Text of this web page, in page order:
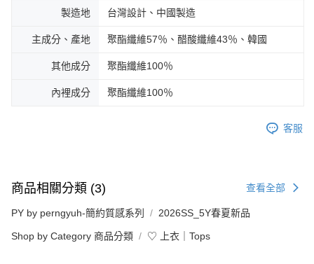
製造地 台灣設計、中國製造
主成分、產地 聚酯纖維57％、醋酸纖維43％、韓國
其他成分 聚酯纖維100％
內裡成分 聚酯纖維100％
客服
商品相關分類 (3) 查看全部
PY by perngyuh-簡約質感系列 2026SS_5Y春夏新品
Shop by Category 商品分類 ♡ 上衣｜Tops